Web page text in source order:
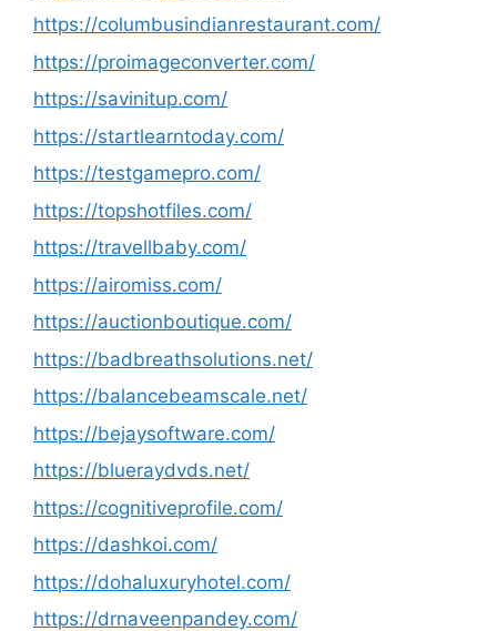
https://columbusindianrestaurant.com/
https://proimageconverter.com/
https://savinitup.com/
https://startlearntoday.com/
https://testgamepro.com/
https://topshotfiles.com/
https://travellbaby.com/
https://airomiss.com/
https://auctionboutique.com/
https://badbreathsolutions.net/
https://balancebeamscale.net/
https://bejaysoftware.com/
https://blueraydvds.net/
https://cognitiveprofile.com/
https://dashkoi.com/
https://dohaluxuryhotel.com/
https://drnaveenpandey.com/